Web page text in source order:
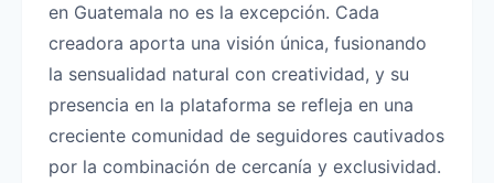
en Guatemala no es la excepción. Cada
creadora aporta una visión única, fusionando
la sensualidad natural con creatividad, y su
presencia en la plataforma se refleja en una
creciente comunidad de seguidores cautivados
por la combinación de cercanía y exclusividad.